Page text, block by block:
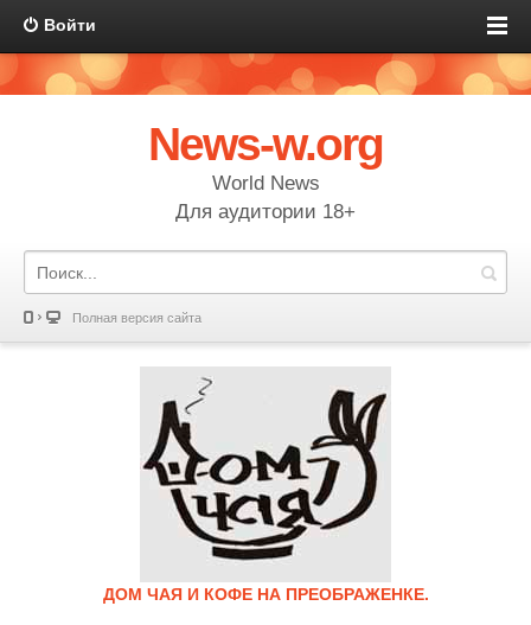
Войти
News-w.org
World News
Для аудитории 18+
Полная версия сайта
ДОМ ЧАЯ И КОФЕ НА ПРЕОБРАЖЕНКЕ.